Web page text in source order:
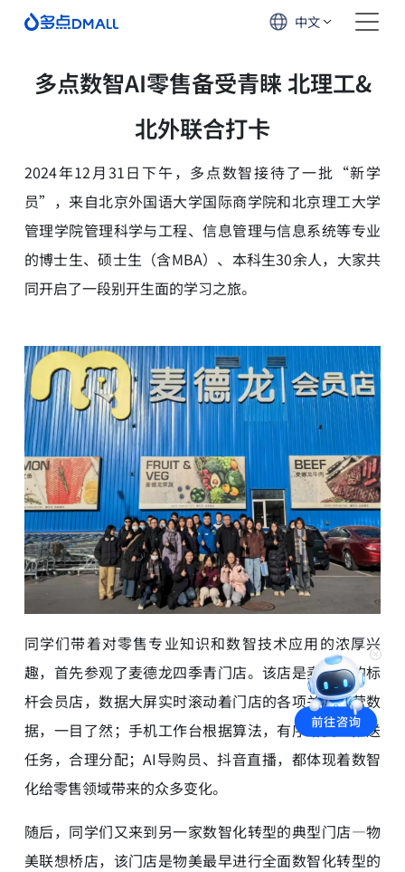
中文
多点数智AI零售备受青睐 北理工&
北外联合打卡
2024年12月31日下午，多点数智接待了一批“新学
员”，来自北京外国语大学国际商学院和北京理工大学
管理学院管理科学与工程、信息管理与信息系统等专业
的博士生、硕士生（含MBA）、本科生30余人，大家共
同开启了一段别开生面的学习之旅。
同学们带着对零售专业知识和数智技术应用的浓厚兴
趣，首先参观了麦德龙四季青门店。该店是麦德龙的标
杆会员店，数据大屏实时滚动着门店的各项关键经营数
据，一目了然；手机工作台根据算法，有序给员工推送
任务，合理分配；AI导购员、抖音直播，都体现着数智
化给零售领域带来的众多变化。
随后，同学们又来到另一家数智化转型的典型门店—物
美联想桥店，该门店是物美最早进行全面数智化转型的